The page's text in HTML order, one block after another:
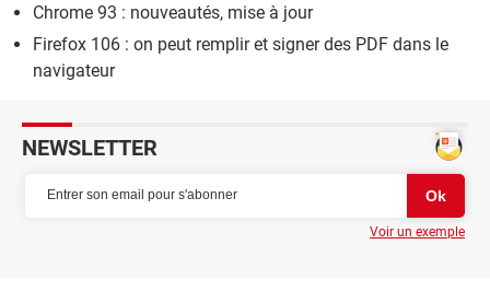
Chrome 93 : nouveautés, mise à jour
Firefox 106 : on peut remplir et signer des PDF dans le
navigateur
NEWSLETTER
Voir un exemple